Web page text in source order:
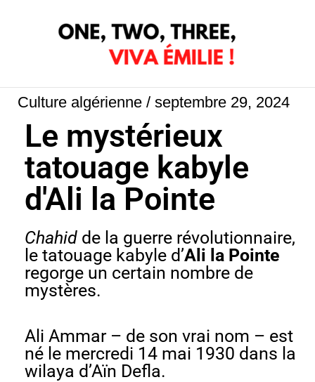
Culture algérienne / septembre 29, 2024
Le mystérieux
tatouage kabyle
d'Ali la Pointe
Chahid de la guerre révolutionnaire,
le tatouage kabyle d’Ali la Pointe
regorge un certain nombre de
mystères.
Ali Ammar – de son vrai nom – est
né le mercredi 14 mai 1930 dans la
wilaya d’Aïn Defla.